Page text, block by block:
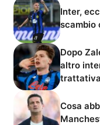
Inter,
scambio
Dopo
altro
trattativa
Cosa